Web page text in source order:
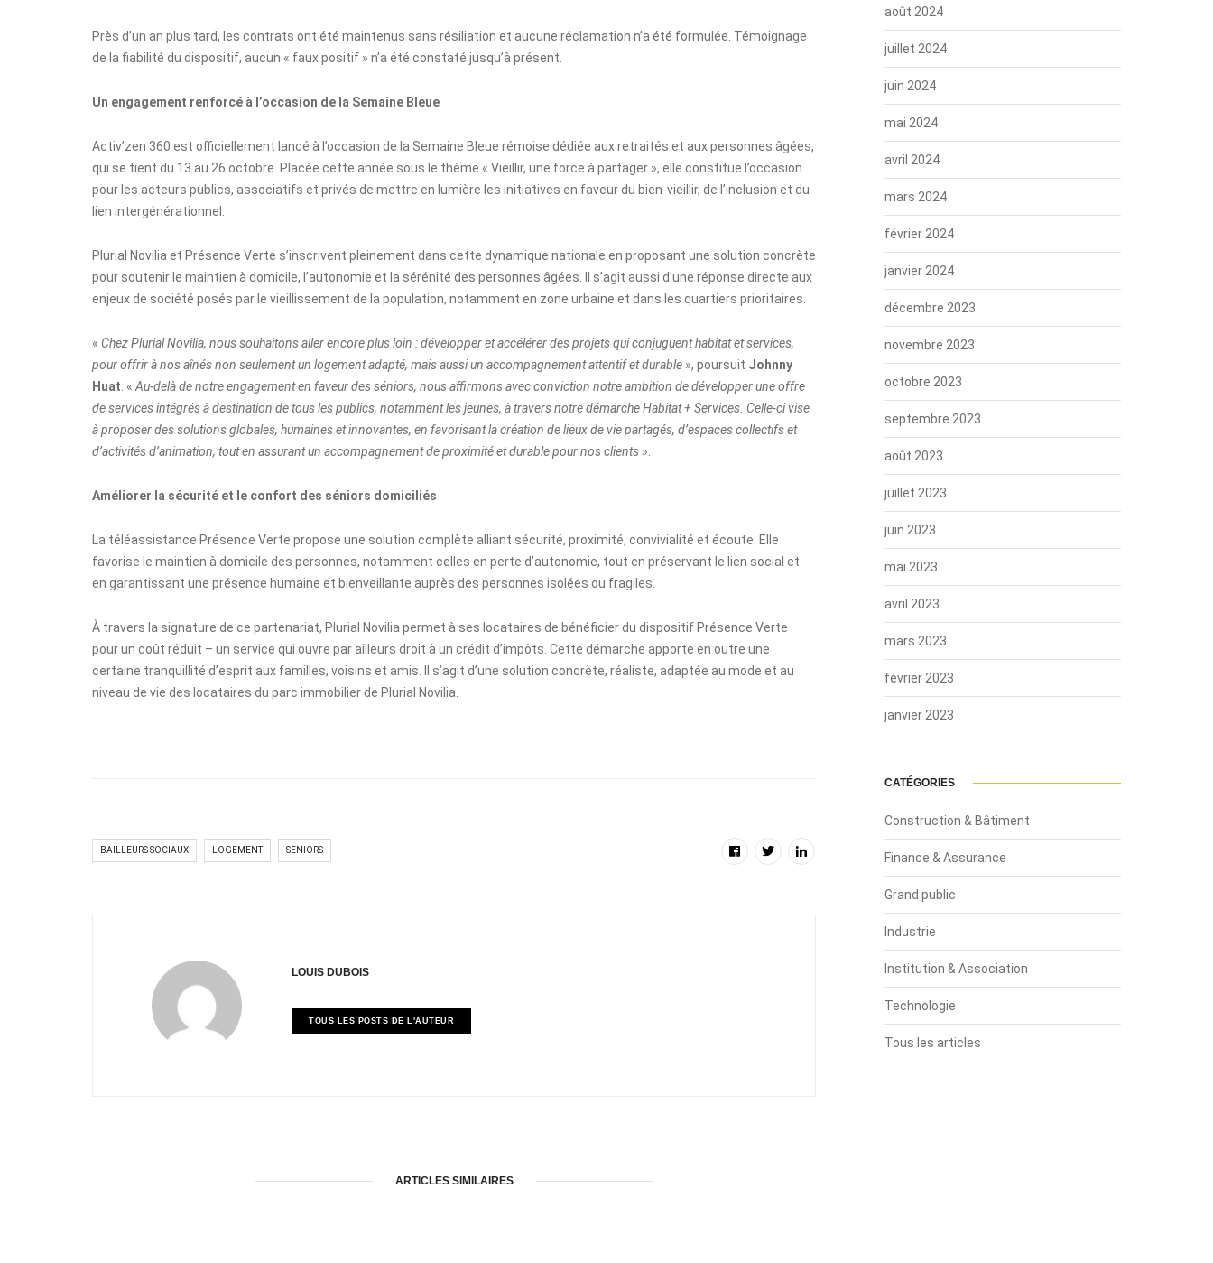
Près d’un an plus tard, les contrats ont été maintenus sans résiliation et aucune réclamation n’a été formulée. Témoignage
de la fiabilité du dispositif, aucun « faux positif » n’a été constaté jusqu’à présent.
Un engagement renforcé à l’occasion de la Semaine Bleue
Activ’zen 360 est officiellement lancé à l’occasion de la Semaine Bleue rémoise dédiée aux retraités et aux personnes âgées,
qui se tient du 13 au 26 octobre. Placée cette année sous le thème « Vieillir, une force à partager », elle constitue l’occasion
pour les acteurs publics, associatifs et privés de mettre en lumière les initiatives en faveur du bien-vieillir, de l’inclusion et du
lien intergénérationnel.
Plurial Novilia et Présence Verte s’inscrivent pleinement dans cette dynamique nationale en proposant une solution concrète
pour soutenir le maintien à domicile, l’autonomie et la sérénité des personnes âgées. Il s’agit aussi d’une réponse directe aux
enjeux de société posés par le vieillissement de la population, notamment en zone urbaine et dans les quartiers prioritaires.
« Chez Plurial Novilia, nous souhaitons aller encore plus loin : développer et accélérer des projets qui conjuguent habitat et services,
pour offrir à nos aînés non seulement un logement adapté, mais aussi un accompagnement attentif et durable », poursuit Johnny
Huat . « Au-delà de notre engagement en faveur des séniors, nous affirmons avec conviction notre ambition de développer une offre
de services intégrés à destination de tous les publics, notamment les jeunes, à travers notre démarche Habitat + Services. Celle-ci vise
à proposer des solutions globales, humaines et innovantes, en favorisant la création de lieux de vie partagés, d’espaces collectifs et
d’activités d’animation, tout en assurant un accompagnement de proximité et durable pour nos clients ».
Améliorer la sécurité et le confort des séniors domiciliés
La téléassistance Présence Verte propose une solution complète alliant sécurité, proximité, convivialité et écoute. Elle
favorise le maintien à domicile des personnes, notamment celles en perte d’autonomie, tout en préservant le lien social et
en garantissant une présence humaine et bienveillante auprès des personnes isolées ou fragiles.
À travers la signature de ce partenariat, Plurial Novilia permet à ses locataires de bénéficier du dispositif Présence Verte
pour un coût réduit – un service qui ouvre par ailleurs droit à un crédit d’impôts. Cette démarche apporte en outre une
certaine tranquillité d’esprit aux familles, voisins et amis. Il s’agit d’une solution concrète, réaliste, adaptée au mode et au
niveau de vie des locataires du parc immobilier de Plurial Novilia.
BAILLEURS SOCIAUX LOGEMENT SENIORS
LOUIS DUBOIS
TOUS LES POSTS DE L'AUTEUR
ARTICLES SIMILAIRES
août 2024
juillet 2024
juin 2024
mai 2024
avril 2024
mars 2024
février 2024
janvier 2024
décembre 2023
novembre 2023
octobre 2023
septembre 2023
août 2023
juillet 2023
juin 2023
mai 2023
avril 2023
mars 2023
février 2023
janvier 2023
CATÉGORIES
Construction & Bâtiment
Finance & Assurance
Grand public
Industrie
Institution & Association
Technologie
Tous les articles